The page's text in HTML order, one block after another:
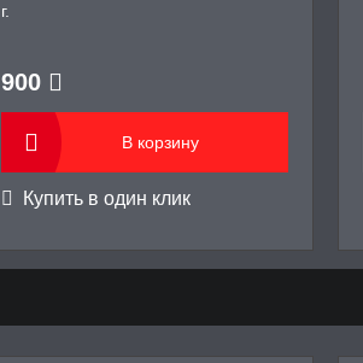
г.
900
В корзину
Купить в один клик